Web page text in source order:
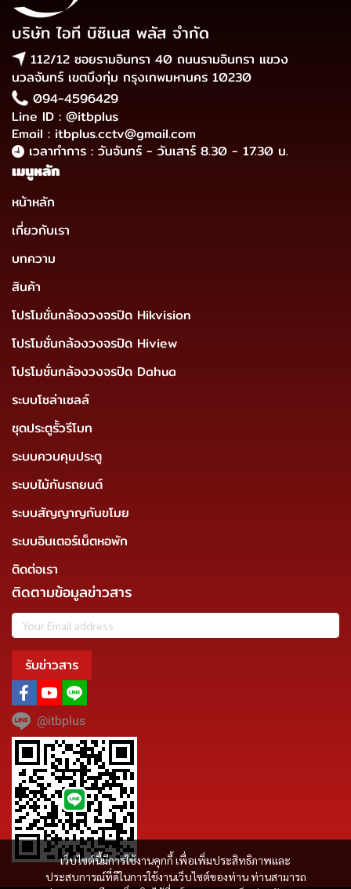
เว็บไซต์นี้มีการใช้งานคุกกี้ เพื่อเพิ่มประสิทธิภาพและ
ประสบการณ์ที่ดีในการใช้งานเว็บไซต์ของท่าน ท่านสามารถ
บริษัท ไอที บิซิเนส พลัส จำกัด
112/12 ซอยรามอินทรา 40 ถนนรามอินทรา แขวง
นวลจันทร์ เขตบึงกุ่ม กรุงเทพมหานคร 10230
094-4596429
Line ID : @itbplus
Email : itbplus.cctv@gmail.com
เวลาทำการ : วันจันทร์ - วันเสาร์ 8.30 - 17.30 น.
เมนูหลัก
หน้าหลัก
เกี่ยวกับเรา
บทความ
สินค้า
โปรโมชั่นกล้องวงจรปิด Hikvision
โปรโมชั่นกล้องวงจรปิด Hiview
โปรโมชั่นกล้องวงจรปิด Dahua
ระบบโซล่าเซลล์
ชุดประตูรั้วรีโมท
ระบบควบคุมประตู
ระบบไม้กันรถยนต์
ระบบสัญญาญกันขโมย
ระบบอินเตอร์เน็ตหอพัก
ติดต่อเรา
ติดตามข้อมูลข่าวสาร
รับข่าวสาร
@itbplus